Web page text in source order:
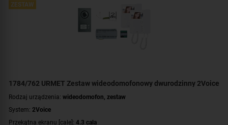
1784/762 URMET Zestaw wideodomofonowy dwurodzinny 2Voice
ZESTAW
Rodzaj urządzenia: wideodomofon, zestaw
System: 2Voice
Przekątna ekranu [cale]: 4.3 cala